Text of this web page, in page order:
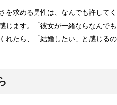
を求める男性は、なんでも許して
じます。「彼女が一緒ならなんで
れたら、「結婚したい」と感じる